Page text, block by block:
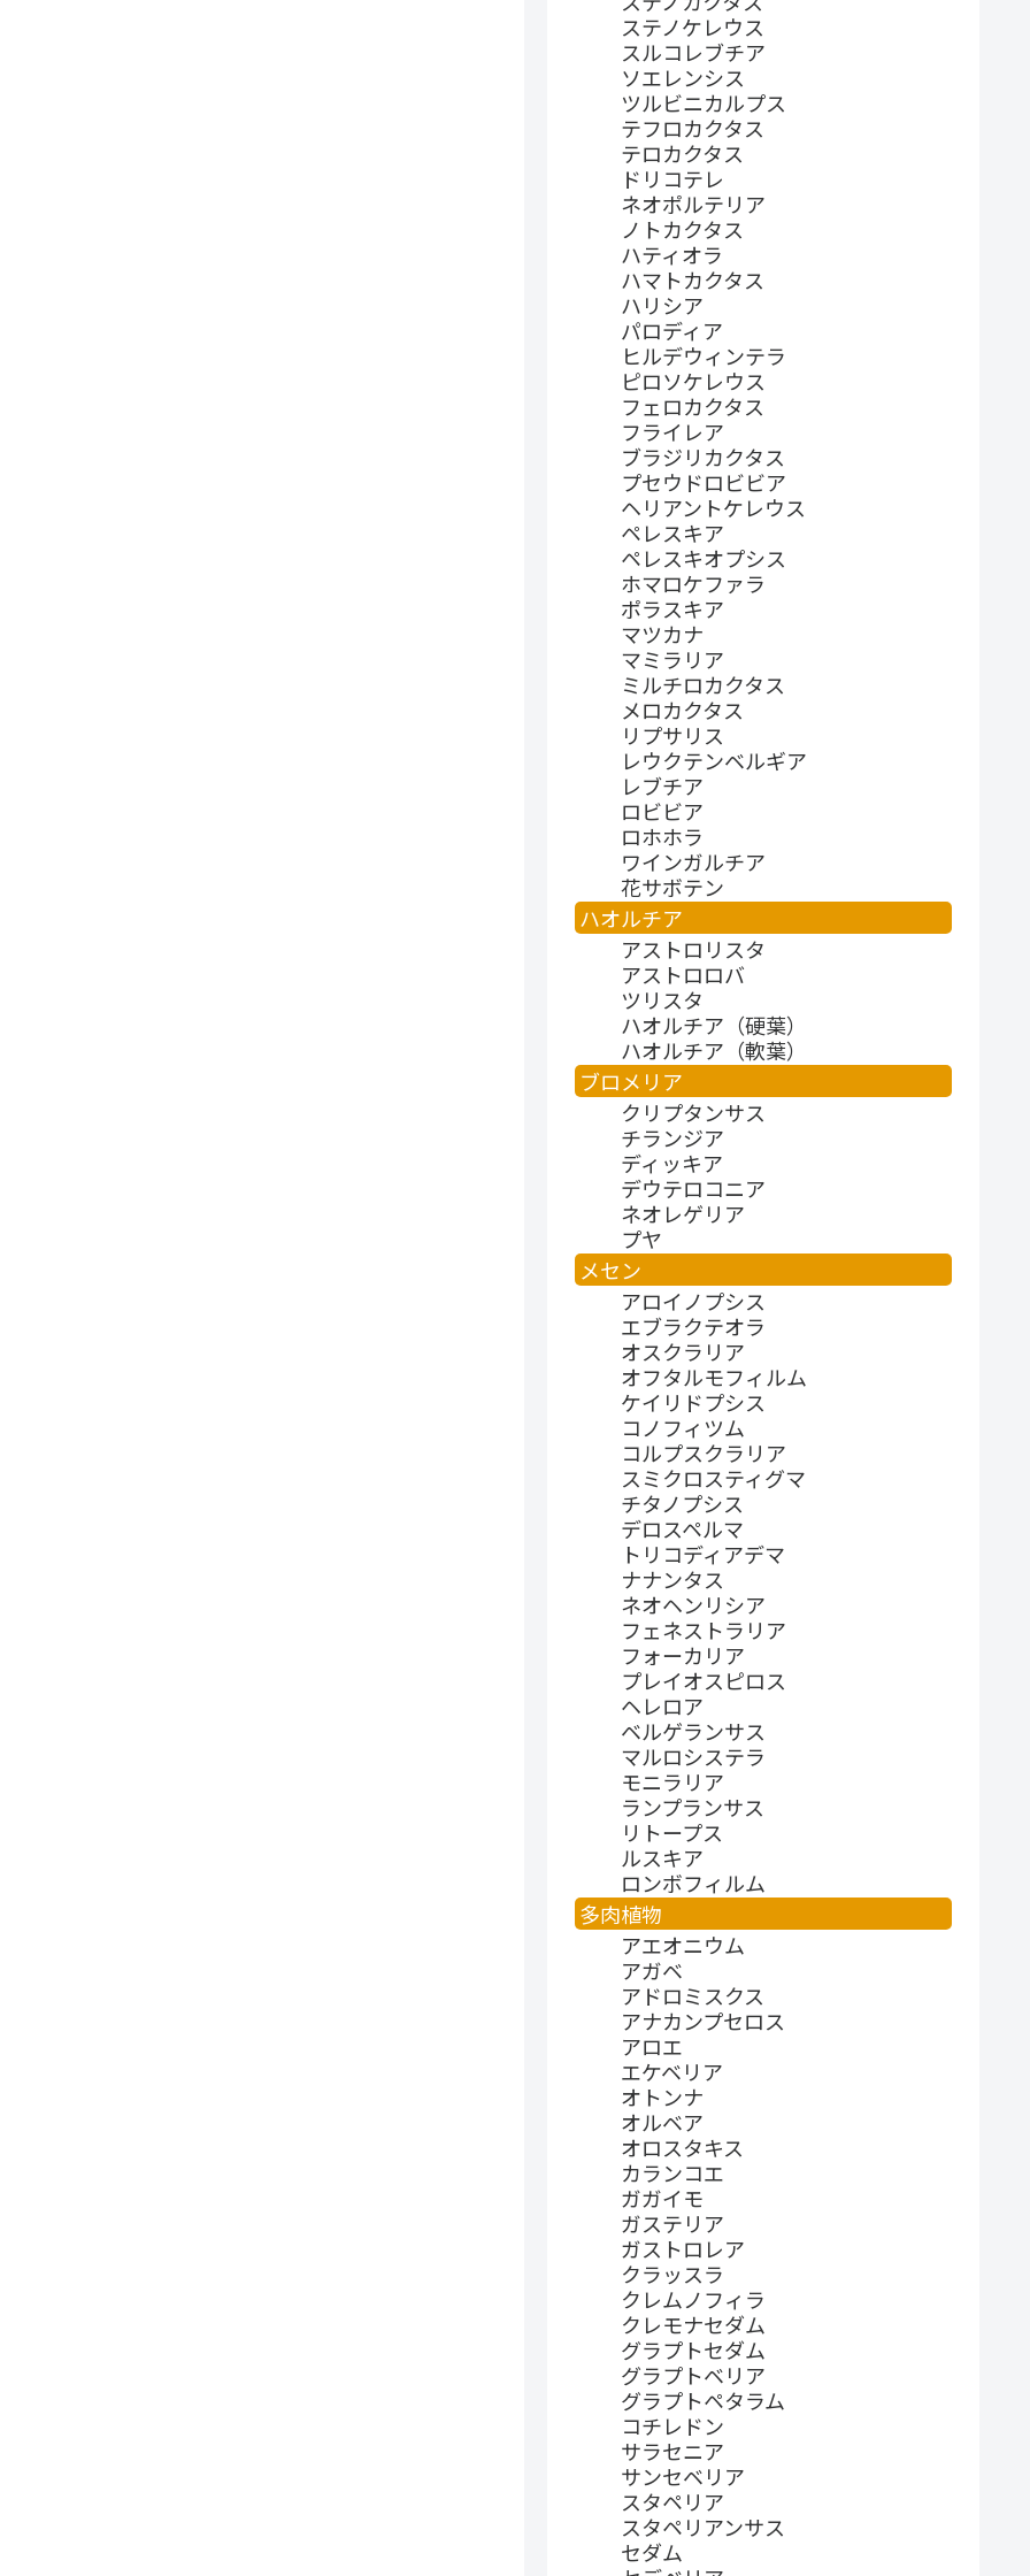
ステノケレウス
スルコレブチア
ソエレンシス
ツルビニカルプス
テフロカクタス
テロカクタス
ドリコテレ
ネオポルテリア
ノトカクタス
ハティオラ
ハマトカクタス
ハリシア
パロディア
ヒルデウィンテラ
ピロソケレウス
フェロカクタス
フライレア
ブラジリカクタス
プセウドロビビア
ヘリアントケレウス
ペレスキア
ペレスキオプシス
ホマロケファラ
ポラスキア
マツカナ
マミラリア
ミルチロカクタス
メロカクタス
リプサリス
レウクテンベルギア
レブチア
ロビビア
ロホホラ
ワインガルチア
花サボテン
ハオルチア
アストロリスタ
アストロロバ
ツリスタ
ハオルチア（硬葉）
ハオルチア（軟葉）
ブロメリア
クリプタンサス
チランジア
ディッキア
デウテロコニア
ネオレゲリア
プヤ
メセン
アロイノプシス
エブラクテオラ
オスクラリア
オフタルモフィルム
ケイリドプシス
コノフィツム
コルプスクラリア
スミクロスティグマ
チタノプシス
デロスペルマ
トリコディアデマ
ナナンタス
ネオヘンリシア
フェネストラリア
フォーカリア
プレイオスピロス
ヘレロア
ベルゲランサス
マルロシステラ
モニラリア
ランプランサス
リトープス
ルスキア
ロンボフィルム
多肉植物
アエオニウム
アガベ
アドロミスクス
アナカンプセロス
アロエ
エケベリア
オトンナ
オルベア
オロスタキス
カランコエ
ガガイモ
ガステリア
ガストロレア
クラッスラ
クレムノフィラ
クレモナセダム
グラプトセダム
グラプトベリア
グラプトペタラム
コチレドン
サラセニア
サンセベリア
スタペリア
スタペリアンサス
セダム